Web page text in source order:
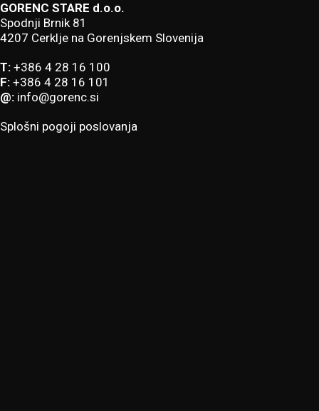
GORENC STARE d.o.o.
Spodnji Brnik 81
4207 Cerklje na Gorenjskem Slovenija
T: +386 4 28 16 100
F: +386 4 28 16 101
@: info@gorenc.si
Splošni pogoji poslovanja